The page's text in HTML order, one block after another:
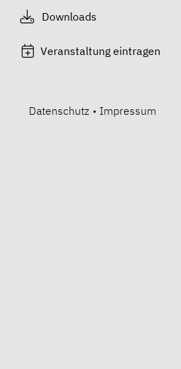
Downloads
Veranstaltung eintragen
Datenschutz • Impressum